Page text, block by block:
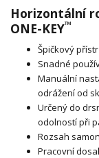
Horizontální
ONE-KEY™
Špičkový
Snadné
Manuální
odrážení od
Určený do
odolností při
Rozsah
Pracovní